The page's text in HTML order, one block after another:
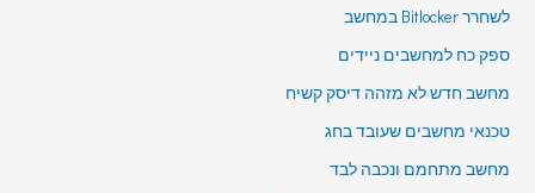
לשחרר Bitlocker במחשב
ספק כח למחשבים ניידים
מחשב חדש לא מזהה דיסק קשיח
טכנאי מחשבים שעובד בחג
מחשב מתחמם ונכבה לבד